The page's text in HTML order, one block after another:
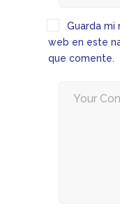
Guarda mi
web en este
que comente.